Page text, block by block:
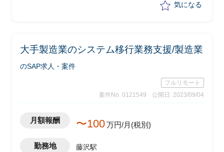
-拠点展開における課題整理、解決策
-システム間の課題整理および調整
気になる
大手製造業のシステム移行業務支援/製造業
のSAP求人・案件
フルリモート
案件No. 0121549
公開日: 2023/09/04
月額報酬 〜100万円/月(税別)
勤務地 藤沢駅